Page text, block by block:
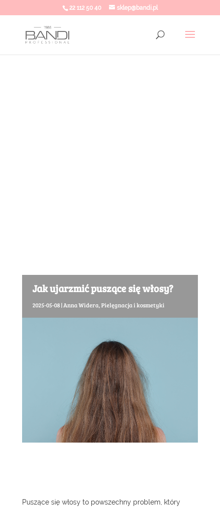
22 112 50 40 sklep@bandi.pl
Jak ujarzmić puszące się włosy?
2025-05-08|Anna Widera,Pielęgnacja i kosmetyki
Puszące się włosy to powszechny problem, który